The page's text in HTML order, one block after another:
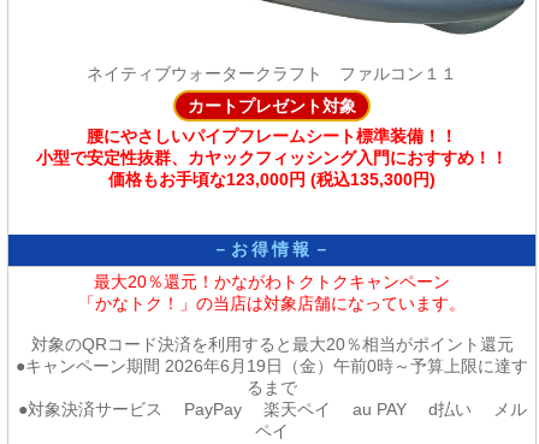
ネイティブウォータークラフト ファルコン１１
カートプレゼント対象
腰にやさしいパイプフレームシート標準装備！！
小型で安定性抜群、カヤックフィッシング入門におすすめ！！
価格もお手頃な123,000円 (税込135,300円)
－お得情報－
最大20％還元！かながわトクトクキャンペーン
「かなトク！」の当店は対象店舗になっています。
対象のQRコード決済を利用すると最大20％相当がポイント還元
●キャンペーン期間 2026年6月19日（金）午前0時～予算上限に達す
るまで
●対象決済サービス PayPay 楽天ペイ au PAY d払い メル
ペイ